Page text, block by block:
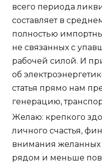
всего периода
составляет в
полностью
не связанных с
рабочей силой. И
об
статья прямо нам
генерацию,
Желаю: крепкого
личного счастья,
внимания
рядом и меньше